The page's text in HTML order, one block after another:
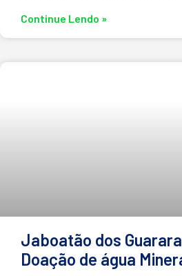
Continue Lendo »
Jaboatão dos
Doação de água